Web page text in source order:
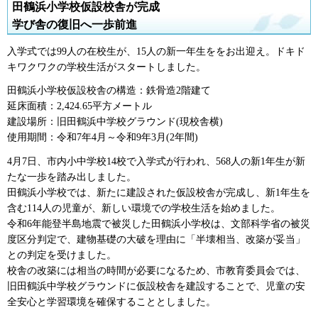
田鶴浜小学校仮設校舎が完成
学び舎の復旧へ一歩前進
入学式では99人の在校生が、15人の新一年生ををお出迎え。ドキド
キワクワクの学校生活がスタートしました。
田鶴浜小学校仮設校舎の構造：鉄骨造2階建て
延床面積：2,424.65平方メートル
建設場所：旧田鶴浜中学校グラウンド(現校舎横)
使用期間：令和7年4月～令和9年3月(2年間)
4月7日、市内小中学校14校で入学式が行われ、568人の新1年生が新
たな一歩を踏み出しました。
田鶴浜小学校では、新たに建設された仮設校舎が完成し、新1年生を
含む114人の児童が、新しい環境での学校生活を始めました。
令和6年能登半島地震で被災した田鶴浜小学校は、文部科学省の被災
度区分判定で、建物基礎の大破を理由に「半壊相当、改築が妥当」
との判定を受けました。
校舎の改築には相当の時間が必要になるため、市教育委員会では、
旧田鶴浜中学校グラウンドに仮設校舎を建設することで、児童の安
全安心と学習環境を確保することとしました。